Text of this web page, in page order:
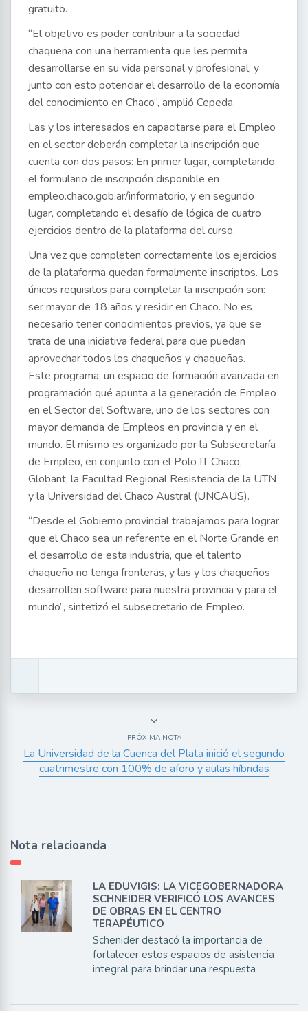
gratuito.
“El objetivo es poder contribuir a la sociedad
chaqueña con una herramienta que les permita
desarrollarse en su vida personal y profesional, y
junto con esto potenciar el desarrollo de la economía
del conocimiento en Chaco”, amplió Cepeda.
Las y los interesados en capacitarse para el Empleo
en el sector deberán completar la inscripción que
cuenta con dos pasos: En primer lugar, completando
el formulario de inscripción disponible en
empleo.chaco.gob.ar/informatorio, y en segundo
lugar, completando el desafío de lógica de cuatro
ejercicios dentro de la plataforma del curso.
Una vez que completen correctamente los ejercicios
de la plataforma quedan formalmente inscriptos. Los
únicos requisitos para completar la inscripción son:
ser mayor de 18 años y residir en Chaco. No es
necesario tener conocimientos previos, ya que se
trata de una iniciativa federal para que puedan
aprovechar todos los chaqueños y chaqueñas.
Este programa, un espacio de formación avanzada en
programación qué apunta a la generación de Empleo
en el Sector del Software, uno de los sectores con
mayor demanda de Empleos en provincia y en el
mundo. El mismo es organizado por la Subsecretaría
de Empleo, en conjunto con el Polo IT Chaco,
Globant, la Facultad Regional Resistencia de la UTN
y la Universidad del Chaco Austral (UNCAUS).
“Desde el Gobierno provincial trabajamos para lograr
que el Chaco sea un referente en el Norte Grande en
el desarrollo de esta industria, que el talento
chaqueño no tenga fronteras, y las y los chaqueños
desarrollen software para nuestra provincia y para el
mundo”, sintetizó el subsecretario de Empleo.
PRÓXIMA NOTA
La Universidad de la Cuenca del Plata inició el segundo
cuatrimestre con 100% de aforo y aulas híbridas
Nota relacioanda
LA EDUVIGIS: LA VICEGOBERNADORA
SCHNEIDER VERIFICÓ LOS AVANCES
DE OBRAS EN EL CENTRO
TERAPÉUTICO
Schenider destacó la importancia de
fortalecer estos espacios de asistencia
integral para brindar una respuesta